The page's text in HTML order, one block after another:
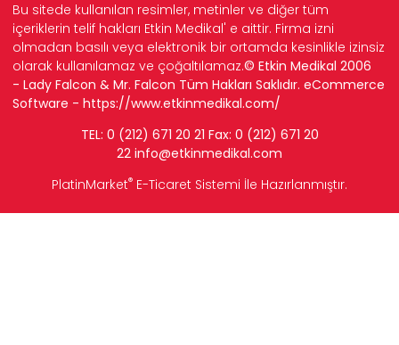
Bu sitede kullanılan resimler, metinler ve diğer tüm
içeriklerin telif hakları Etkin Medikal' e aittir. Firma izni
olmadan basılı veya elektronik bir ortamda kesinlikle izinsiz
olarak kullanılamaz ve çoğaltılamaz.© Etkin Medikal 2006
- Lady Falcon & Mr. Falcon Tüm Hakları Saklıdır. eCommerce
Software - https://www.etkinmedikal.com/
TEL: 0 (212) 671 20 21 Fax: 0 (212) 671 20
22 info@etkinmedikal.com
PlatinMarket® E-Ticaret Sistemi İle Hazırlanmıştır.